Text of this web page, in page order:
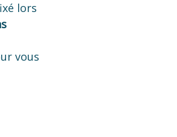
lors
vous